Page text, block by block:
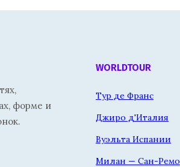
форме и
WORLDTOUR
Тур де Франс
Джиро д'Италия
Вуэльта Испании
Милан — Сан-Ремо